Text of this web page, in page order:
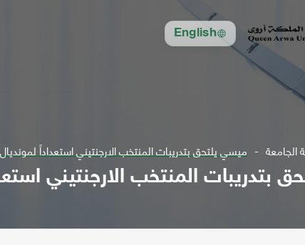
English
ميسي يلتحق بتدريبات المنتخب الارجنتيني استعداداً لمونديال
بتدريبات المنتخب الارجنتيني